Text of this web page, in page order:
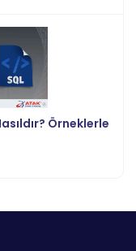
Örneklerle